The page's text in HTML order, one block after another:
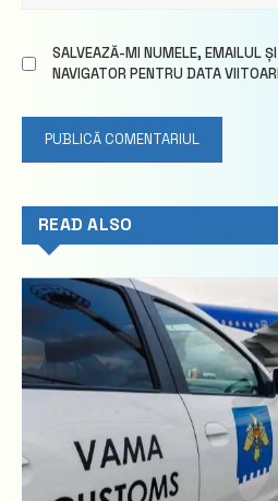
SALVEAZĂ-MI NUMELE, EMAILUL
NAVIGATOR PENTRU DATA
READ ALSO